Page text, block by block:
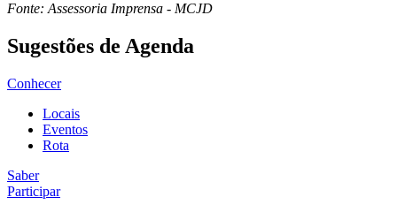
Fonte: Assessoria Imprensa - MCJD
Sugestões de Agenda
Conhecer
Locais
Eventos
Rota
Saber
Participar